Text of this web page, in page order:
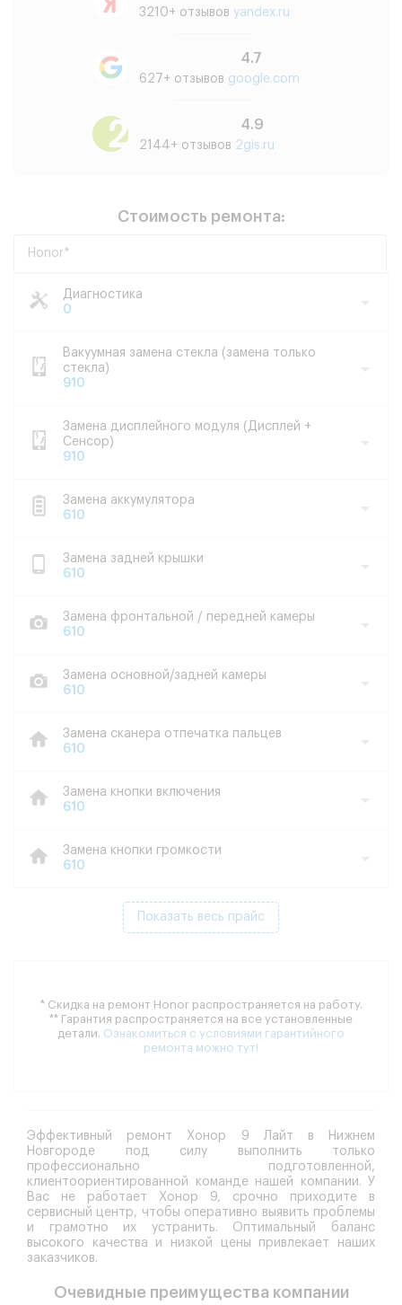
3210+ отзывов yandex.ru
4.7
627+ отзывов google.com
4.9
2144+ отзывов 2gis.ru
Стоимость ремонта:
Honor*
Диагностика
0
Вакуумная замена стекла (замена только
стекла)
910
Замена дисплейного модуля (Дисплей +
Сенсор)
910
Замена аккумулятора
610
Замена задней крышки
610
Замена фронтальной / передней камеры
610
Замена основной/задней камеры
610
Замена сканера отпечатка пальцев
610
Замена кнопки включения
610
Замена кнопки громкости
610
Показать весь прайс
* Скидка на ремонт Honor распространяется на работу.
** Гарантия распространяется на все установленные
детали. Ознакомиться с условиями гарантийного
ремонта можно тут!
Эффективный ремонт Хонор 9 Лайт в Нижнем
Новгороде под силу выполнить только
профессионально подготовленной,
клиентоориентированной команде нашей компании. У
Вас не работает Хонор 9, срочно приходите в
сервисный центр, чтобы оперативно выявить проблемы
и грамотно их устранить. Оптимальный баланс
высокого качества и низкой цены привлекает наших
заказчиков.
Очевидные преимущества компании